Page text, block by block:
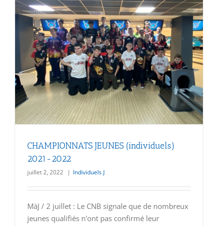
CHAMPIONNATS JEUNES (individuels)
2021-2022
juillet 2, 2022 | Individuels J
MàJ / 2 juillet : Le CNB signale que de nombreux
jeunes qualifiés n'ont pas confirmé leur